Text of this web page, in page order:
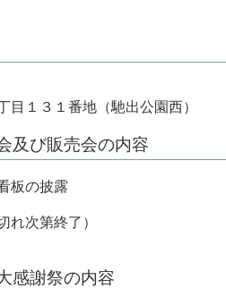
１３１番地（馳出公園西）
及び販売会の内容
板の披露
次第終了）
感謝祭の内容